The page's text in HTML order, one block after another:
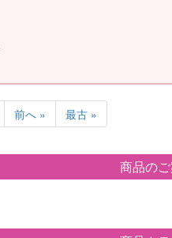
前へ » 最古 »
商品の